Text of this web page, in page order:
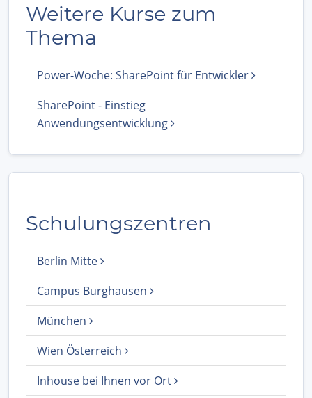
Weitere Kurse zum
Thema
Power-Woche: SharePoint für Entwickler
SharePoint - Einstieg
Anwendungsentwicklung
Schulungszentren
Berlin Mitte
Campus Burghausen
München
Wien Österreich
Inhouse bei Ihnen vor Ort